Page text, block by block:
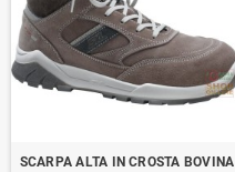
SCARPA ALTA IN CROSTA BOVINA